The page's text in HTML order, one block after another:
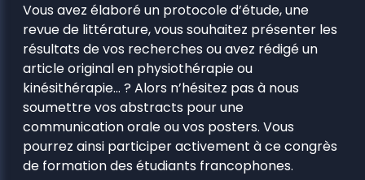
Vous avez élaboré un protocole d’étude, une
revue de littérature, vous souhaitez présenter les
résultats de vos recherches ou avez rédigé un
article original en physiothérapie ou
kinésithérapie… ? Alors n’hésitez pas à nous
soumettre vos abstracts pour une
communication orale ou vos posters. Vous
pourrez ainsi participer activement à ce congrès
de formation des étudiants francophones.